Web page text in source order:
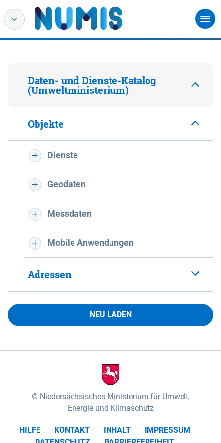
Daten- und Dienste-Katalog
(Umweltministerium)
Objekte
Dienste
Geodaten
Messdaten
Mobile Anwendungen
Adressen
NEU LADEN
Niedersächsisches Ministerium für Umwelt,
Energie und Klimaschutz
HILFE KONTAKT INHALT
IMPRESSUM